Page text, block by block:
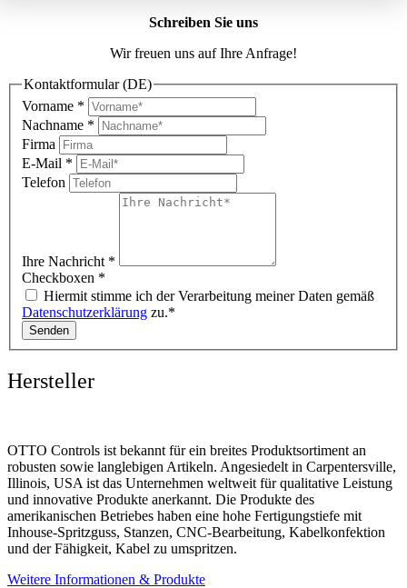
Schreiben Sie uns
Wir freuen uns auf Ihre Anfrage!
Kontaktformular (DE)
Vorname *
Nachname *
Firma
E-Mail *
Telefon
Ihre Nachricht *
Checkboxen *
Hiermit stimme ich der Verarbeitung meiner Daten gemäß
Datenschutzerklärung zu.*
Senden
Hersteller
OTTO Controls ist bekannt für ein breites Produktsortiment an
robusten sowie langlebigen Artikeln. Angesiedelt in Carpentersville,
Illinois, USA ist das Unternehmen weltweit für qualitative Leistung
und innovative Produkte anerkannt. Die Produkte des
amerikanischen Betriebes haben eine hohe Fertigungstiefe mit
Inhouse-Spritzguss, Stanzen, CNC-Bearbeitung, Kabelkonfektion
und der Fähigkeit, Kabel zu umspritzen.
Weitere Informationen & Produkte